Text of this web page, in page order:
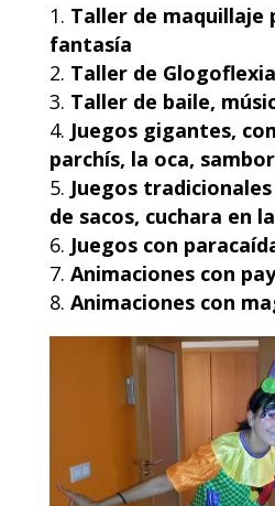
Taller de maquillaje
fantasía
Taller de Glogoflexia
Taller de baile,
Juegos gigantes,
parchís, la oca,
Juegos
de sacos, cuchara en
Juegos con
Animaciones con
Animaciones con